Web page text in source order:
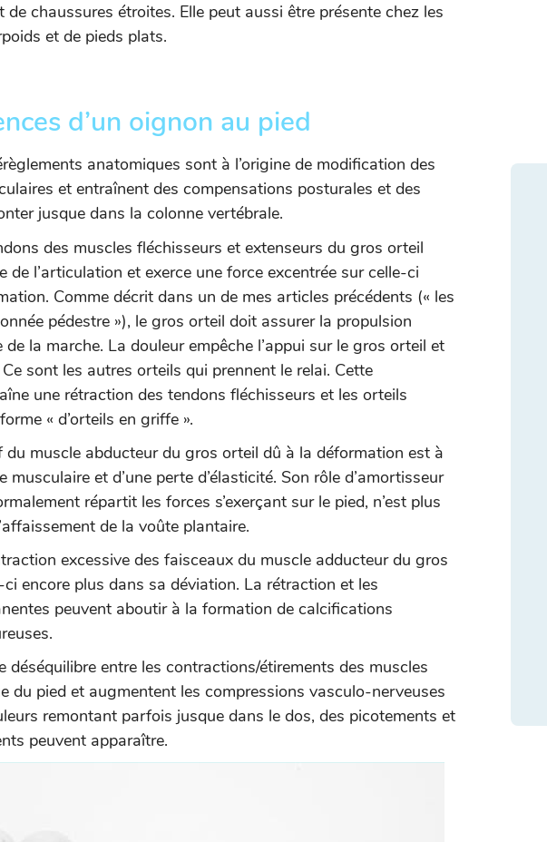
de chaussures étroites. Elle peut aussi être présente chez les
et de pieds plats.
d’un oignon au pied
anatomiques sont à l’origine de modification des
et entraînent des compensations posturales et des
jusque dans la colonne vertébrale.
des muscles fléchisseurs et extenseurs du gros orteil
de l’articulation et exerce une force excentrée sur celle-ci
Comme décrit dans un de mes articles précédents (« les
pédestre »), le gros orteil doit assurer la propulsion
de la marche. La douleur empêche l’appui sur le gros orteil et
sont les autres orteils qui prennent le relai. Cette
une rétraction des tendons fléchisseurs et les orteils
« d’orteils en griffe ».
du muscle abducteur du gros orteil dû à la déformation est à
musculaire et d’une perte d’élasticité. Son rôle d’amortisseur
répartit les forces s’exerçant sur le pied, n’est plus
de la voûte plantaire.
excessive des faisceaux du muscle adducteur du gros
encore plus dans sa déviation. La rétraction et les
peuvent aboutir à la formation de calcifications
déséquilibre entre les contractions/étirements des muscles
du pied et augmentent les compressions vasculo-nerveuses
remontant parfois jusque dans le dos, des picotements et
peuvent apparaître.